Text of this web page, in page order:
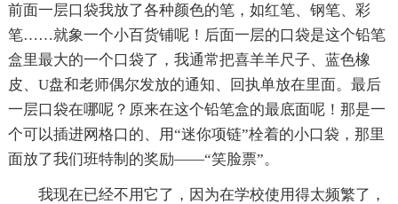
前面一层口袋我放了各种颜色的笔，如红笔、钢笔、彩
笔……就象一个小百货铺呢！后面一层的口袋是这个铅笔
盒里最大的一个口袋了，我通常把喜羊羊尺子、蓝色橡
皮、U盘和老师偶尔发放的通知、回执单放在里面。最后
一层口袋在哪呢？原来在这个铅笔盒的最底面呢！那是一
个可以插进网格口的、用“迷你项链”栓着的小口袋，那里
面放了我们班特制的奖励——“笑脸票”。
我现在已经不用它了，因为在学校使用得太频繁了，